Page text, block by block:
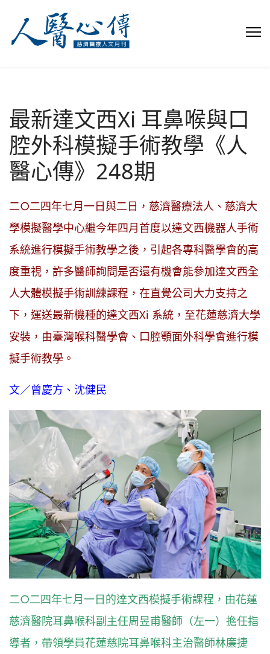
最新達文西Xi 耳鼻喉與口
腔外科模擬手術教學《人
醫心傳》248期
二○二四年七月一日與二日，慈濟醫療法人、慈濟大
學模擬醫學中心繼今年四月首度以達文西機器人手術
系統進行模擬手術教學之後，引起各專科醫學會的高
度重視，許多醫師詢問是否還有機會能參加達文西全
人大體模擬手術訓練課程，在直覺公司大力支持之
下，運送最新機種的達文西Xi 系統，至花蓮慈濟大學
安裝，由臺灣喉科醫學會、口腔顎面外科學會進行模
擬手術教學。
文／曾慶方、沈健民
二○二四年七月一日的達文西模擬手術課程，由花蓮
慈濟醫院耳鼻喉科副主任周昱甫醫師（左一）擔任指
導者，帶領學員花蓮慈院耳鼻喉科主治醫師林廉捷